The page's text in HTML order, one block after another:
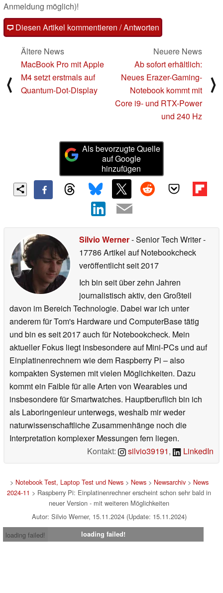
Anmeldung möglich)!
Diesen Artikel kommentieren / Antworten
⟨
Ältere News
MacBook Pro mit Apple
M4 setzt erstmals auf
Quantum-Dot-Display
Neuere News
Ab sofort erhältlich:
Neues Erazer-Gaming-
Notebook kommt mit
Core i9- und RTX-Power
und 240 Hz
⟩
Als bevorzugte Quelle
auf Google
hinzufügen
Silvio Werner- Senior Tech Writer-
17786 Artikel auf Notebookcheck
veröffentlichtseit 2017
Ich bin seit über zehn Jahren
journalistisch aktiv, den Großteil
davon im Bereich Technologie. Dabei war ich unter
anderem für Tom's Hardware und ComputerBase tätig
und bin es seit 2017 auch für Notebookcheck. Mein
aktueller Fokus liegt insbesondere auf Mini-PCs und auf
Einplatinenrechnern wie dem Raspberry Pi – also
kompakten Systemen mit vielen Möglichkeiten. Dazu
kommt ein Faible für alle Arten von Wearables und
insbesondere für Smartwatches. Hauptberuflich bin ich
als Laboringenieur unterwegs, weshalb mir weder
naturwissenschaftliche Zusammenhänge noch die
Interpretation komplexer Messungen fern liegen.
Kontakt:
silvio39191, LinkedIn
> Notebook Test, Laptop Test und News> News> Newsarchiv> News
2024-11 > Raspberry Pi: Einplatinenrechner erscheint schon sehr bald in
neuer Version - mit weiteren Möglichkeiten
Autor: Silvio Werner, 15.11.2024 (Update: 15.11.2024)
loading failed!
loading failed!